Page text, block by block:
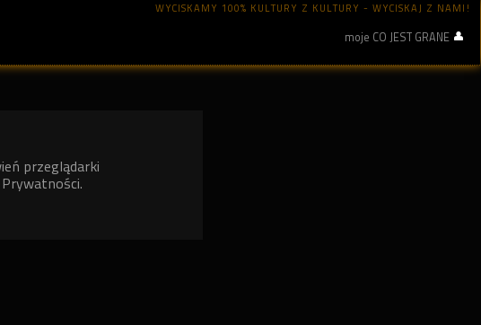
WYCISKAMY 100% KULTURY Z KULTURY - WYCISKAJ Z NAMI!
moje CO JEST GRANE
przeglądarki